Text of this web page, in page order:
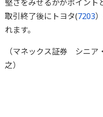
堅さをみせるかがポイント
取引終了後にトヨタ(7203
れます。
（マネックス証券 シニア
之）